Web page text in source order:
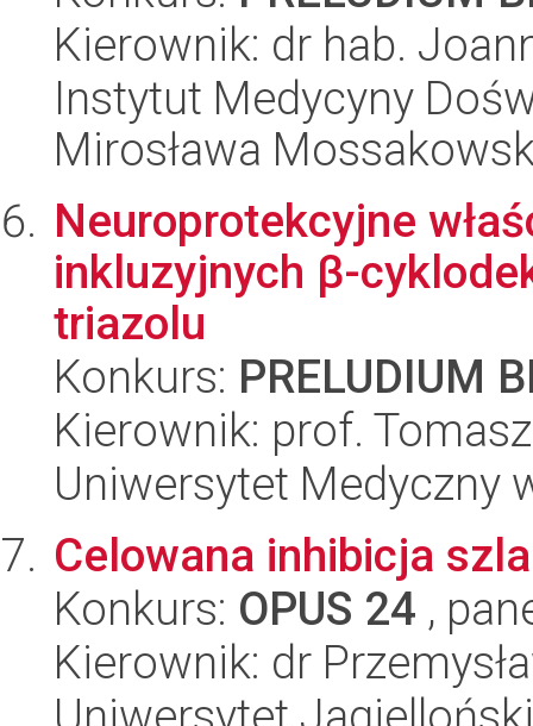
Kierownik: dr hab.
Instytut Medycyny
Mirosława
Neuroprotekcyjne
inkluzyjnych β-
triazolu
Konkurs: PRELUDIUM
Kierownik: prof.
Uniwersytet Medyczny
Celowana inhibicja
Konkurs: OPUS 24 ,
Kierownik: dr